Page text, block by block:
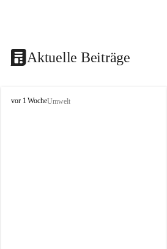
Aktuelle Beiträge
V
vor 1 WocheUmwelt